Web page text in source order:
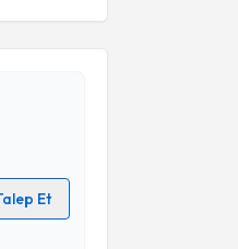
Et